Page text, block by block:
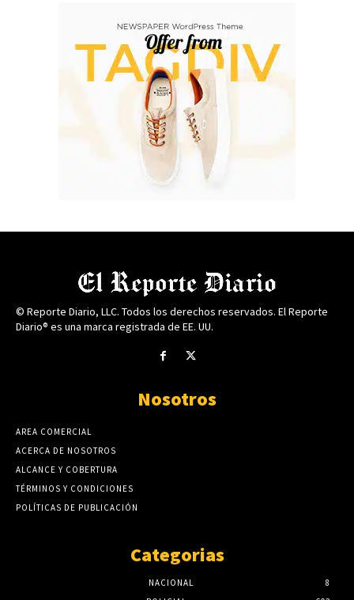
© Reporte Diario, LLC. Todos los derechos reservados. El Reporte
Diario® es una marca registrada de EE. UU.
Nosotros
AREA COMERCIAL
ACERCA DE NOSOTROS
ALCANCE Y COBERTURA
TÉRMINOS Y CONDICIONES
POLÍTICAS DE PUBLICACIÓN
Categorias
NACIONAL
8